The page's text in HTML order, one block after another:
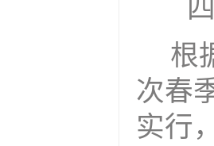
根
次春
实行